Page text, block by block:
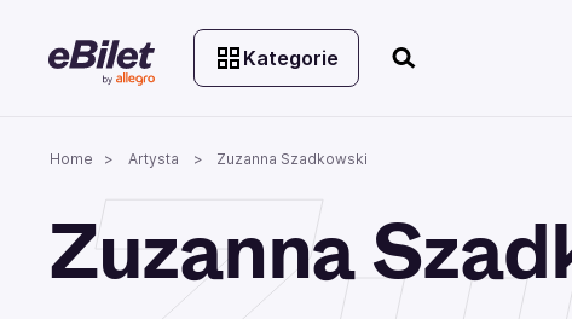
Kategorie
Home Artysta Zuzanna Szadkowski
Zuzanna